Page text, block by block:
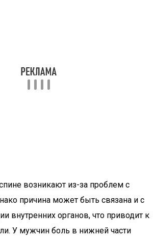
возникают из-за проблем с
причина может быть связана и с
внутренних органов, что приводит к
У мужчин боль в нижней части